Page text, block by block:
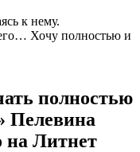
к нему.
Хочу полностью и
полностью
Пелевина
на Литнет